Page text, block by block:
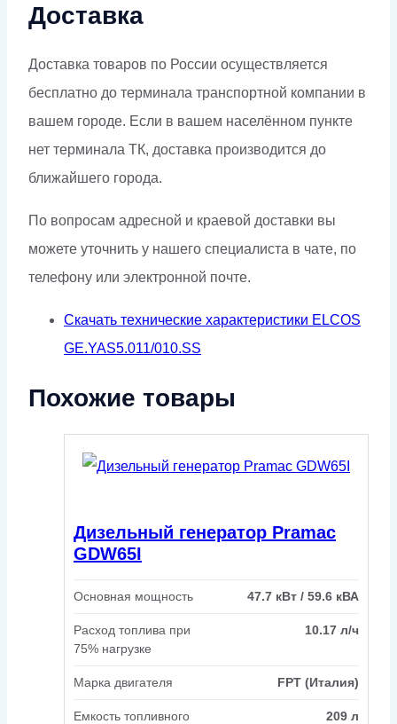
Доставка
Доставка товаров по России осуществляется
бесплатно до терминала транспортной компании в
вашем городе. Если в вашем населённом пункте
нет терминала ТК, доставка производится до
ближайшего города.
По вопросам адресной и краевой доставки вы
можете уточнить у нашего специалиста в чате, по
телефону или электронной почте.
Скачать технические характеристики ELCOS
GE.YAS5.011/010.SS
Похожие товары
Дизельный генератор Pramac
GDW65I
Основная мощность 47.7 кВт / 59.6 кВА
Расход топлива при
75% нагрузке
10.17 л/ч
Марка двигателя FPT (Италия)
Емкость топливного
209 л